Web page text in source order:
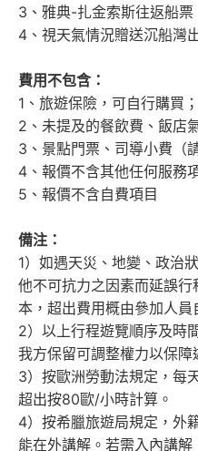
3、雅典-扎金索斯往返船票
4、視天氣情況贈送沉船灣
費用不包含：
1、旅遊保險，可自行購買；
2、未提及的餐飲費、飯店
3、景點門票、司導小費（
4、報價不含其他任何服務
5、報價不含自費項目
備注：
1）如遇天災、地變、政治
他不可抗力之因素而延誤
本，超出費用概由參加人員
2）以上行程遊覽順序及時
我方保留可調整權力以保障
3）按歐洲勞動法規定，每
超出按80歐/小時計算。
4）按希臘旅遊局規定，外
能在外講解。若需入內講